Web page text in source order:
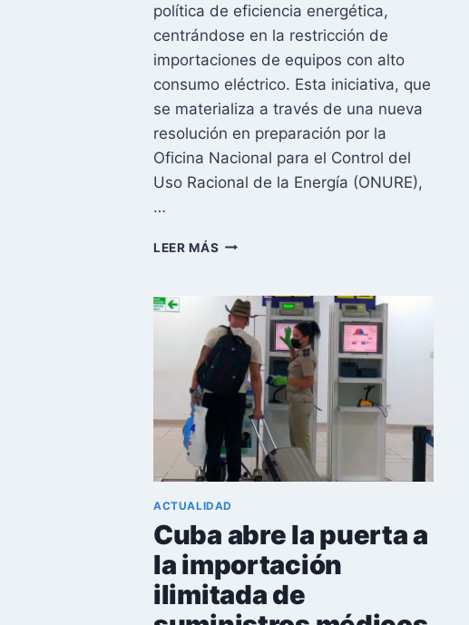
política de eficiencia energética,
centrándose en la restricción de
importaciones de equipos con alto
consumo eléctrico. Esta iniciativa, que
se materializa a través de una nueva
resolución en preparación por la
Oficina Nacional para el Control del
Uso Racional de la Energía (ONURE),
…
LEER MÁS GOBIERNO
RESTRICCIONES
A
EQUIPOS
DE
ALTO
CONSUMO
ENERGÉTICO
ACTUALIDAD
Cuba abre la puerta a
la importación
ilimitada de